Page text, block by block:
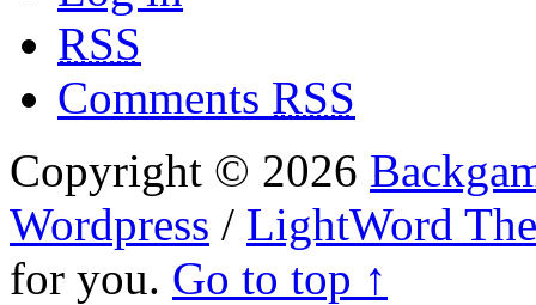
RSS
Comments RSS
Copyright © 2026
Wordpress / LightWord
for you. Go to top ↑